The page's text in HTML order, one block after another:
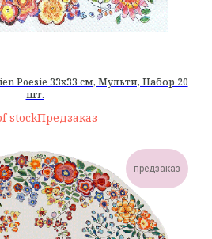
Poesie 33х33 см, Мульти, Набор 20
шт.
stock
предзаказ